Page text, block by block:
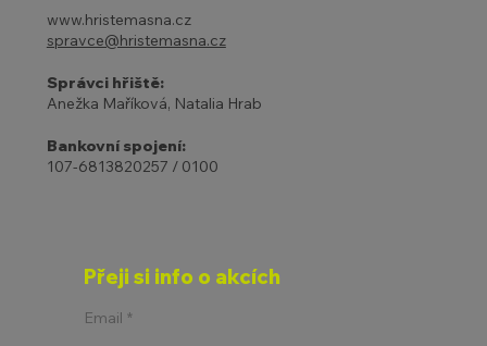
www.hristemasna.cz
spravce@hristemasna.cz
Správci hřiště:
Anežka Maříková, Natalia Hrab
Bankovní spojení:
107-6813820257 / 0100
Přeji si info o akcích
Email *